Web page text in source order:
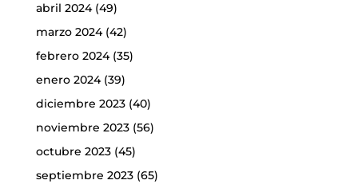
abril 2024(49)
marzo 2024(42)
febrero 2024(35)
enero 2024(39)
diciembre 2023(40)
noviembre 2023(56)
octubre 2023(45)
septiembre 2023(65)